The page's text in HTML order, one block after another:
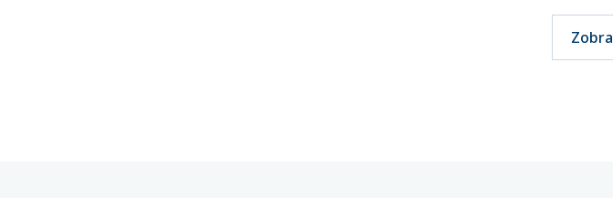
praktiky jsou totiž stále obtížněji
rozpoznatelné. Přitom stačí jediná
chyba při výběru přepravce a škody